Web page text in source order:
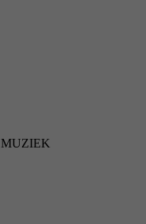
MUZIEK